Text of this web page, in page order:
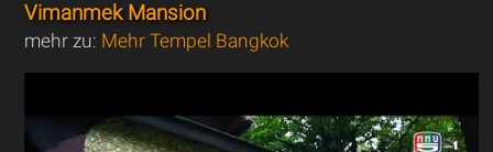
Vimanmek Mansion
mehr zu: Mehr Tempel Bangkok